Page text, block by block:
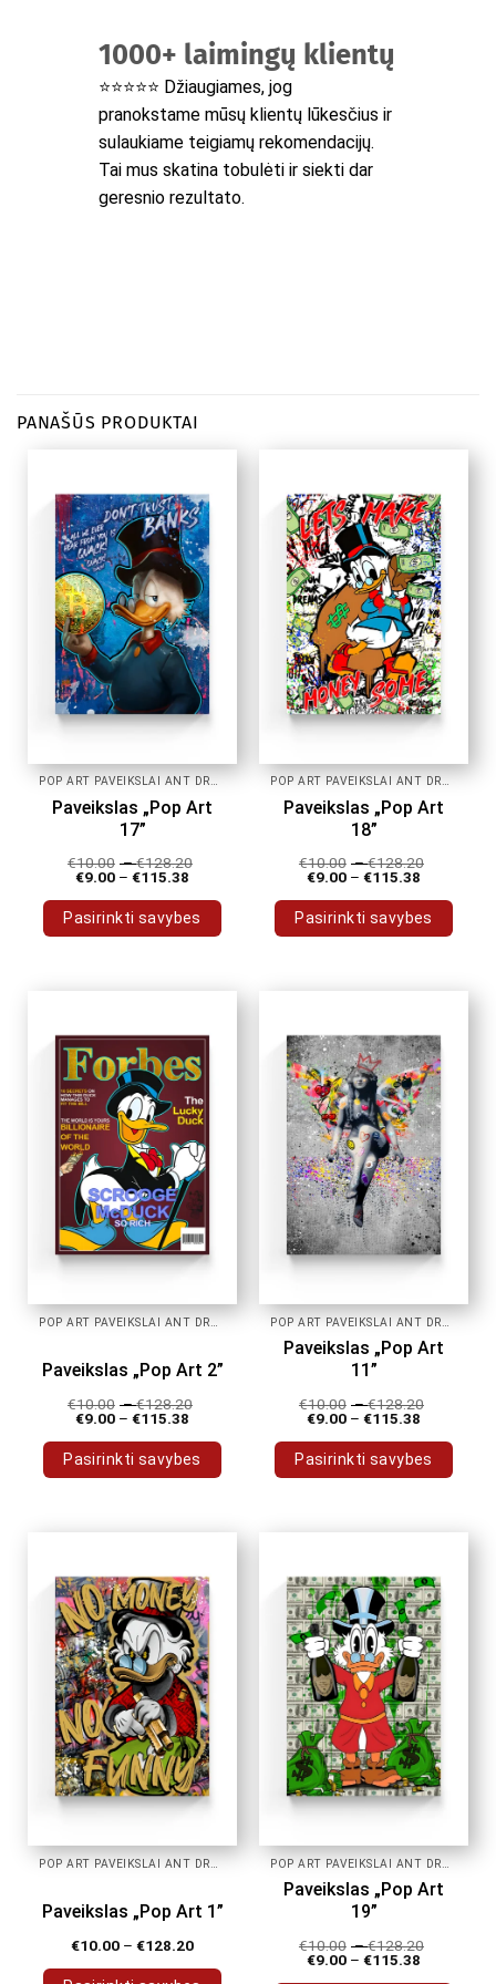
1000+ laimingų klientų
⭐⭐⭐⭐⭐ Džiaugiames, jog
pranokstame mūsų klientų lūkesčius ir
sulaukiame teigiamų rekomendacijų.
Tai mus skatina tobulėti ir siekti dar
geresnio rezultato.
PANAŠŪS PRODUKTAI
Paveikslas „Pop Art
17”
€10.00 –€128.20
€9.00 – €115.38
Pasirinkti savybes
variants.
The
options
may
be
chosen
on
the
product
page
Paveikslas „Pop Art
18”
€10.00 –€128.20
€9.00 – €115.38
Pasirinkti savybes
variants.
The
options
may
be
chosen
on
the
product
page
Paveikslas „Pop Art 2”
€10.00 –€128.20
€9.00 – €115.38
Pasirinkti savybes
variants.
The
options
may
be
chosen
on
the
product
page
Paveikslas „Pop Art
11”
€10.00 –€128.20
€9.00 – €115.38
Pasirinkti savybes
variants.
The
options
may
be
chosen
on
the
product
page
Paveikslas „Pop Art 1”
€10.00 – €128.20
Paveikslas „Pop Art
19”
€10.00 –€128.20
€9.00 – €115.38